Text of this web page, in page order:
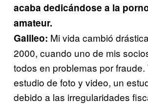
acaba dedicándose a la
amateur.
Galileo: Mi vida cambió
2000, cuando uno de mis
todos en problemas por
estudio de foto y video, un
debido a las irregularidades